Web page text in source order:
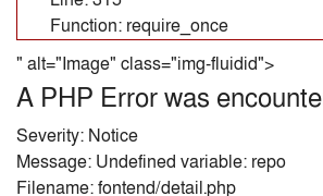
Function: require_once
" alt="Image" class="img-fluidid">
A PHP Error was
Severity: Notice
Message: Undefined variable: repo
Filename: fontend/detail.php